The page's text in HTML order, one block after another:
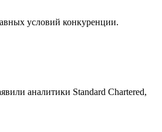
условий конкуренции.
аналитики Standard Chartered,